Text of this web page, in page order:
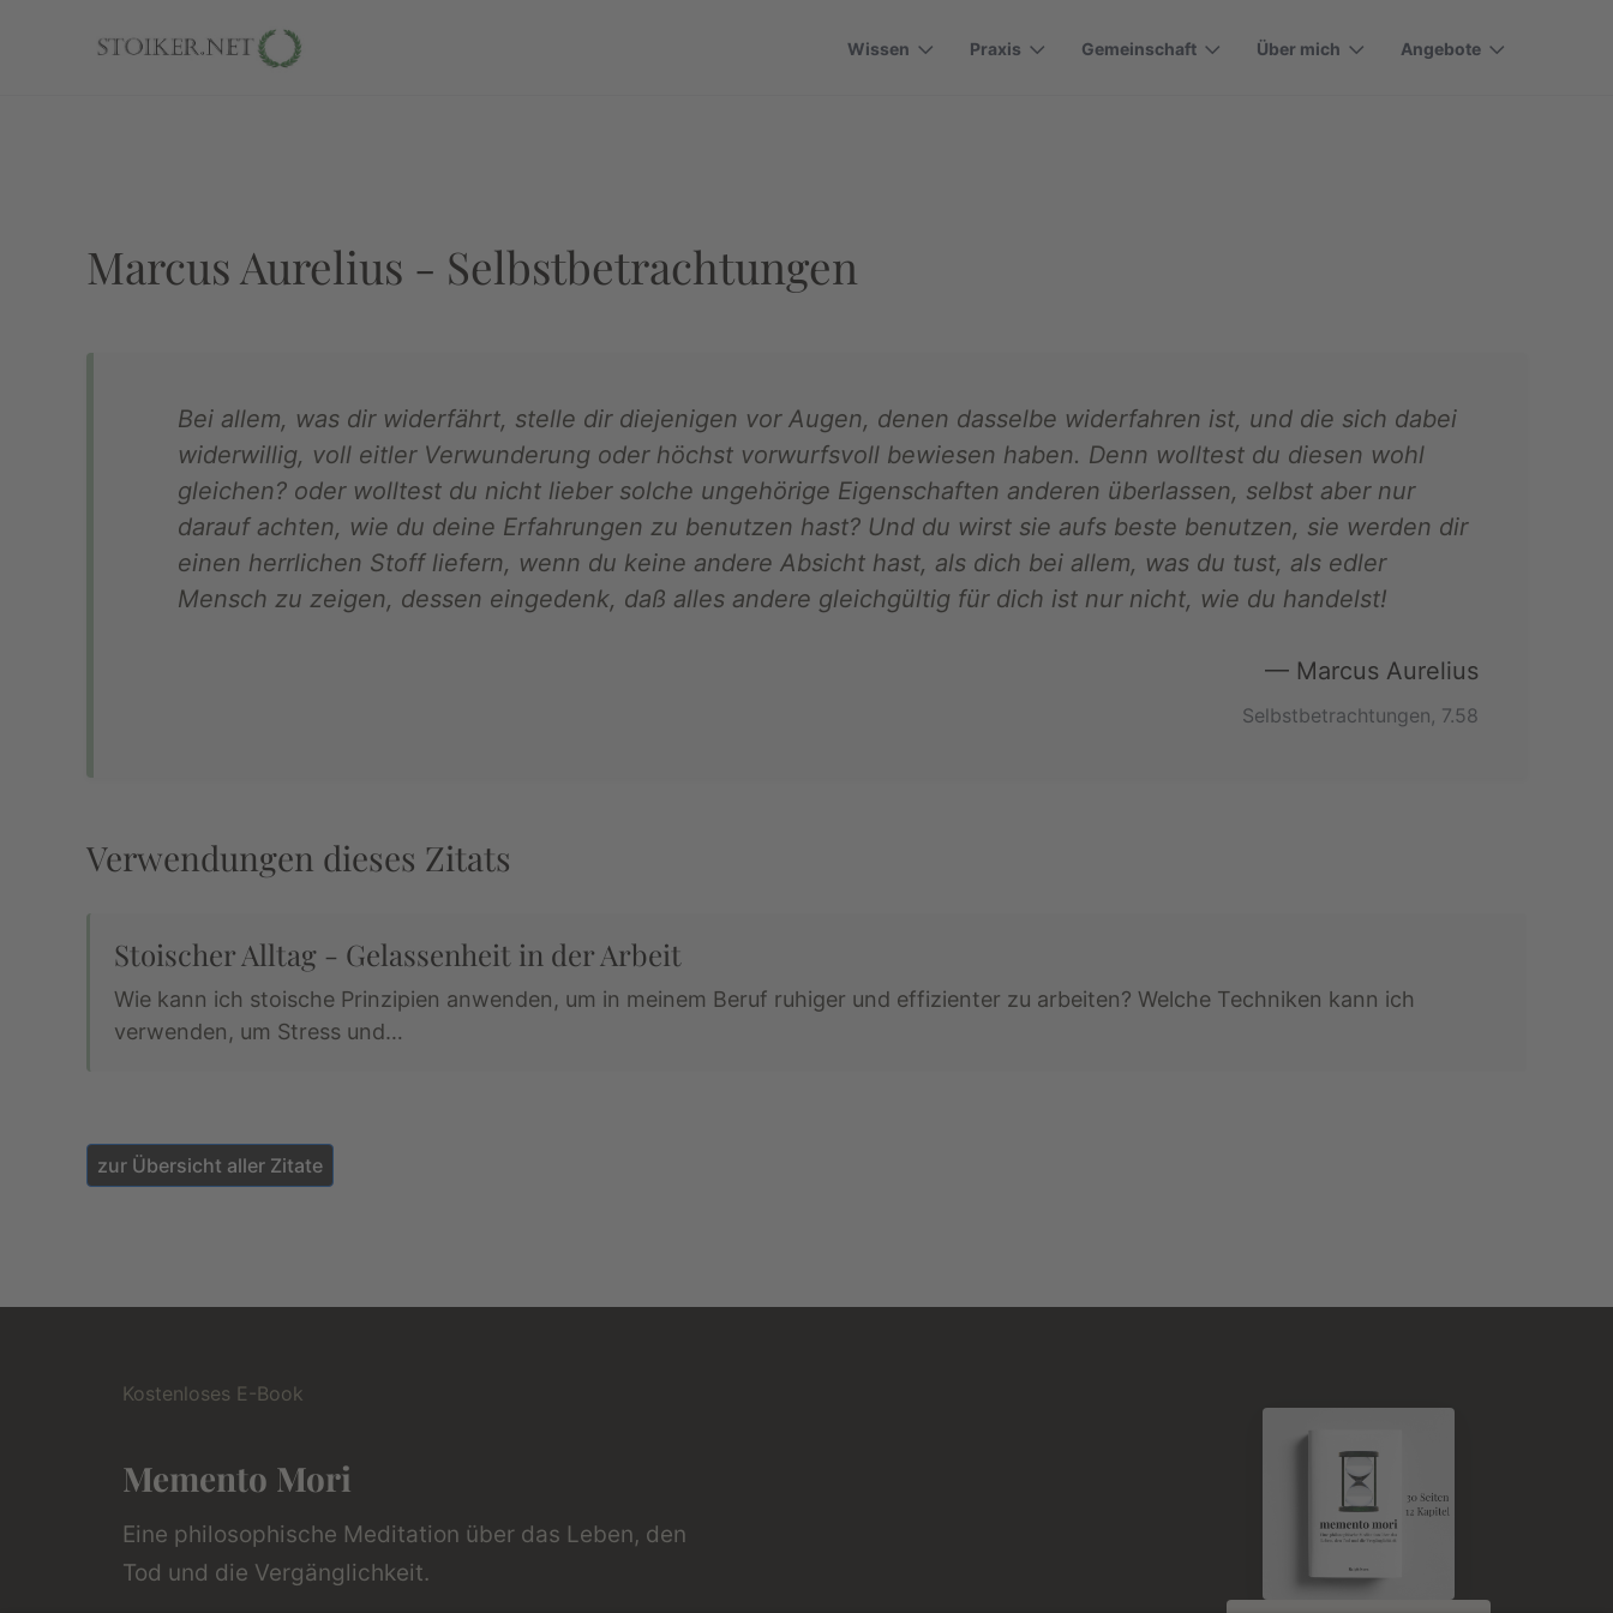
Wissen Praxis Gemeinschaft Über mich Angebote
Marcus Aurelius - Selbstbetrachtungen
Bei allem, was dir widerfährt, stelle dir diejenigen vor Augen, denen dasselbe widerfahren ist, und die sich dabei
widerwillig, voll eitler Verwunderung oder höchst vorwurfsvoll bewiesen haben. Denn wolltest du diesen wohl
gleichen? oder wolltest du nicht lieber solche ungehörige Eigenschaften anderen überlassen, selbst aber nur
darauf achten, wie du deine Erfahrungen zu benutzen hast? Und du wirst sie aufs beste benutzen, sie werden dir
einen herrlichen Stoff liefern, wenn du keine andere Absicht hast, als dich bei allem, was du tust, als edler
Mensch zu zeigen, dessen eingedenk, daß alles andere gleichgültig für dich ist nur nicht, wie du handelst!
— Marcus Aurelius
Selbstbetrachtungen, 7.58
Verwendungen dieses Zitats
Stoischer Alltag - Gelassenheit in der Arbeit
Wie kann ich stoische Prinzipien anwenden, um in meinem Beruf ruhiger und effizienter zu arbeiten? Welche Techniken kann ich
verwenden, um Stress und…
zur Übersicht aller Zitate
Kostenloses E-Book
Memento Mori
Eine philosophische Meditation über das Leben, den
Tod und die Vergänglichkeit.